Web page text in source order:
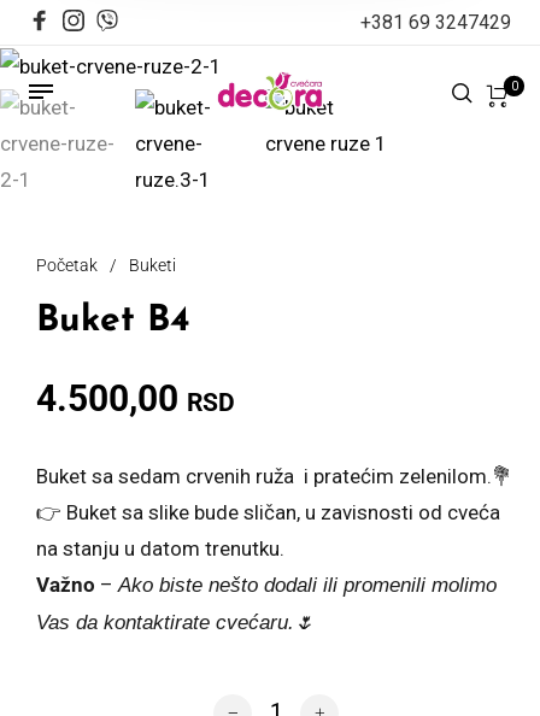
+381 69 3247429
0
Početak / Buketi
Buket B4
4.500,00 RSD
Buket sa sedam crvenih ruža i pratećim zelenilom.💐
👉 Buket sa slike bude sličan, u zavisnosti od cveća
na stanju u datom trenutku.
Važno – Ako biste nešto dodali ili promenili molimo
Vas da kontaktirate cvećaru.🌷
Buket B4 količina